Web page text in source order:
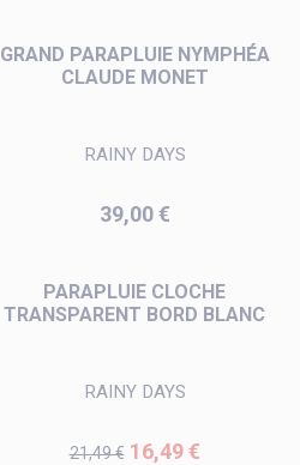
GRAND PARAPLUIE NYMPHÉA
CLAUDE MONET
RAINY DAYS
Prix
39,00 €
PARAPLUIE CLOCHE
TRANSPARENT BORD BLANC
RAINY DAYS
Prix de base
21,49 € Prix
16,49 €